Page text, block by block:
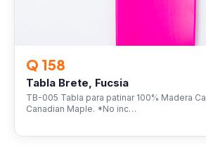
Q 158
Tabla Brete, Fucsia
TB-005 Tabla para patinar 100% Madera
Canadian Maple. *No inc…